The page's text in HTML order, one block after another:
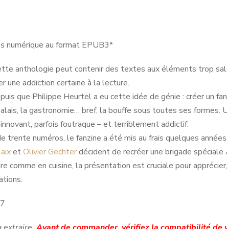
numérique au format EPUB3*
anthologie peut contenir des textes aux éléments trop
une addiction certaine à la lecture.
que Philippe Heurtel a eu cette idée de génie : créer un
la gastronomie… bref, la bouffe sous toutes ses formes.
parfois foutraque – et terriblement addictif.
trente numéros, le fanzine a été mis au frais quelques années
etOlivier Gechterdécident de recréer une brigade spéciale
comme en cuisine, la présentation est cruciale pour